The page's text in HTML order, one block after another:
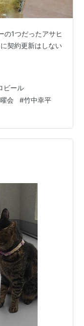
の1つだったアサヒ
契約更新はしない
ビール
会 #竹中幸平